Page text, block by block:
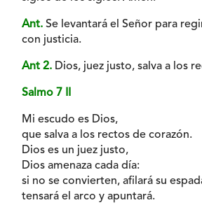
Ant. Se levantará el Señor para
con justicia.
Ant 2. Dios, juez justo, salva a los
Salmo 7 II
Mi escudo es Dios,
que salva a los rectos de corazón.
Dios es un juez justo,
Dios amenaza cada día:
si no se convierten, afilará su
tensará el arco y apuntará.